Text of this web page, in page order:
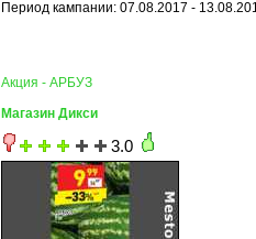
Период кампании: 07.08.2017 -
Акция - АРБУЗ
Магазин Дикси
3.0